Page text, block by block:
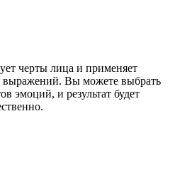
черты лица и применяет
Вы можете выбрать
эмоций, и результат будет